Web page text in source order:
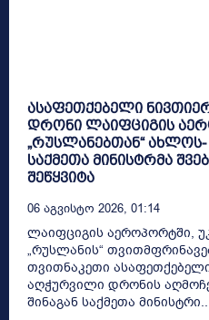
ასაფეთქებელი
დრონი ლაიფციგის
„რუსლანებთან“ ახლოს-
საქმეთა მინისტრმა
შეწყვიტა
06 Აგვისტო 2026, 01:14
ლაიფციგის აეროპორტში,
„რუსლანის“
თვითნაკეთი
აღჭურვილი დრონის
შინაგან საქმეთა